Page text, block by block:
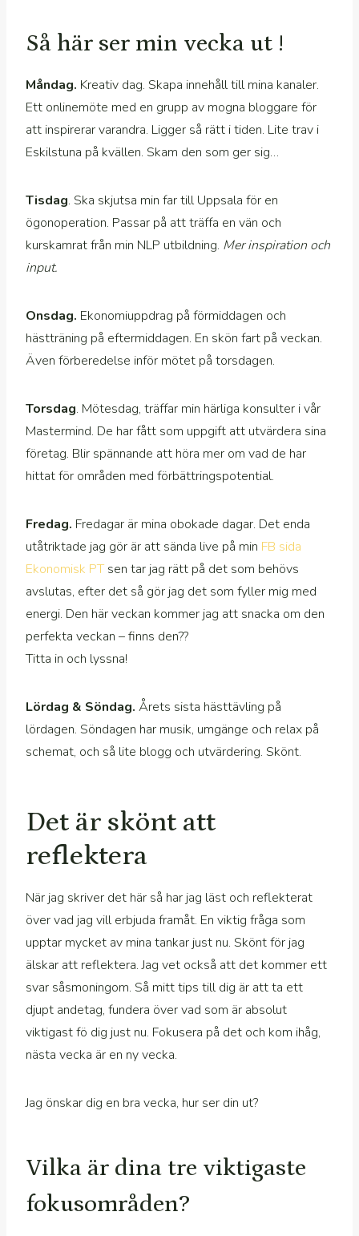
Så här ser min vecka ut !
Måndag. Kreativ dag. Skapa innehåll till mina kanaler.
Ett onlinemöte med en grupp av mogna bloggare för
att inspirerar varandra. Ligger så rätt i tiden. Lite trav i
Eskilstuna på kvällen. Skam den som ger sig…
Tisdag. Ska skjutsa min far till Uppsala för en
ögonoperation. Passar på att träffa en vän och
kurskamrat från min NLP utbildning. Mer inspiration och
input.
Onsdag. Ekonomiuppdrag på förmiddagen och
hästträning på eftermiddagen. En skön fart på veckan.
Även förberedelse inför mötet på torsdagen.
Torsdag. Mötesdag, träffar min härliga konsulter i vår
Mastermind. De har fått som uppgift att utvärdera sina
företag. Blir spännande att höra mer om vad de har
hittat för områden med förbättringspotential.
Fredag. Fredagar är mina obokade dagar. Det enda
utåtriktade jag gör är att sända live på min FB sida
Ekonomisk PTsen tar jag rätt på det som behövs
avslutas, efter det så gör jag det som fyller mig med
energi. Den här veckan kommer jag att snacka om den
perfekta veckan – finns den??
Titta in och lyssna!
Lördag & Söndag. Årets sista hästtävling på
lördagen. Söndagen har musik, umgänge och relax på
schemat, och så lite blogg och utvärdering. Skönt.
Det är skönt att
reflektera
När jag skriver det här så har jag läst och reflekterat
över vad jag vill erbjuda framåt. En viktig fråga som
upptar mycket av mina tankar just nu. Skönt för jag
älskar att reflektera. Jag vet också att det kommer ett
svar såsmoningom. Så mitt tips till dig är att ta ett
djupt andetag, fundera över vad som är absolut
viktigast fö dig just nu. Fokusera på det och kom ihåg,
nästa vecka är en ny vecka.
Jag önskar dig en bra vecka, hur ser din ut?
Vilka är dina tre viktigaste
fokusområden?